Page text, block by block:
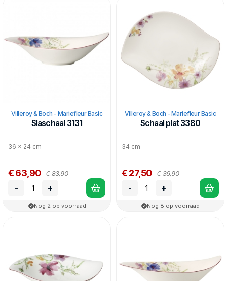
Villeroy & Boch - Mariefleur Basic
Slaschaal 3131
36 x 24 cm
€ 63,90 € 83,90
- +
Nog 2 op voorraad
Villeroy & Boch - Mariefleur Basic
Schaal plat 3380
34 cm
€ 27,50 € 36,90
- +
Nog 8 op voorraad